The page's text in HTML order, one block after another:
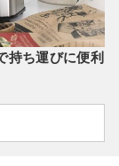
持ち運びに便利